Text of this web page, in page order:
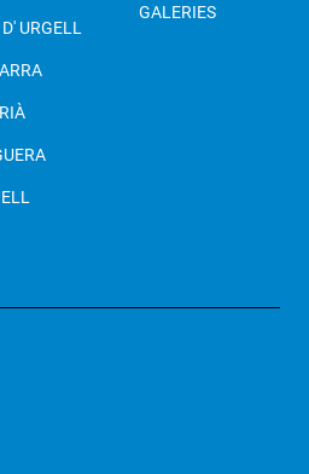
URGELL
GALERIES